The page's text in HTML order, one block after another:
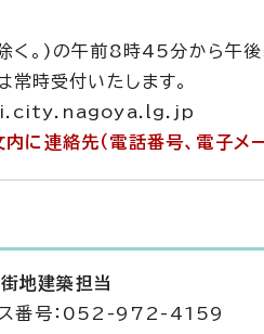
く。)の午前8時45分から
常時受付いたします。
連絡先（電話番号、電子メ
地建築担当
番号：052-972-4159